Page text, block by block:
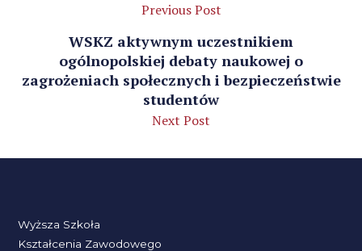
Previous Post
WSKZ aktywnym uczestnikiem
ogólnopolskiej debaty naukowej o
zagrożeniach społecznych i bezpieczeństwie
studentów
Next Post
Wyższa Szkoła
Kształcenia Zawodowego